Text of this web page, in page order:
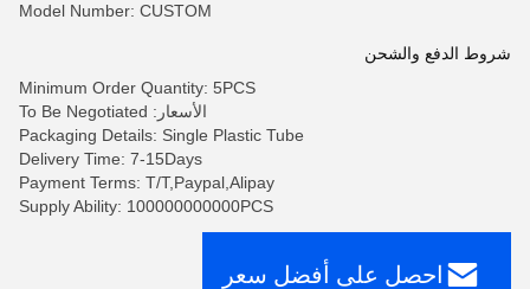
Model Number: CUSTOM
شروط الدفع والشحن
Minimum Order Quantity: 5PCS
الأسعار: To Be Negotiated
Packaging Details: Single Plastic Tube
Delivery Time: 7-15Days
Payment Terms: T/T,Paypal,Alipay
Supply Ability: 100000000000PCS
احصل على أفضل سعر